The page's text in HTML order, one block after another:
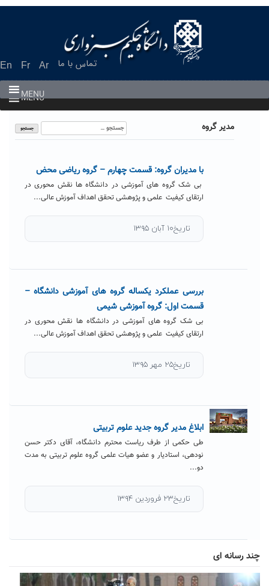
En Fr Ar تماس با ما
MENU
MENU
مدیر گروه
جستجو
برای:
با مدیران گروه: قسمت چهارم – گروه ریاضی محض
بی شک گروه های آموزشی در دانشگاه ها نقش محوری در
ارتقای کیفیت علمی و پژوهشی تحقق اهداف آموزش عالی...
تاریخ۱۰ آبان ۱۳۹۵
بررسی عملکرد یکساله گروه های آموزشی دانشگاه –
قسمت اول: گروه آموزشی شیمی
بی شک گروه های آموزشی در دانشگاه ها نقش محوری در
ارتقای کیفیت علمی و پژوهشی تحقق اهداف آموزش عالی...
تاریخ۲۵ مهر ۱۳۹۵
ابلاغ مدیر گروه جدید علوم تربیتی
طی حکمی از طرف ریاست محترم دانشگاه، آقای دکتر حسن
نودهی، استادیار و عضو هیات علمی گروه علوم تربیتی به مدت
دو...
تاریخ۲۳ فروردین ۱۳۹۴
چند رسانه ای